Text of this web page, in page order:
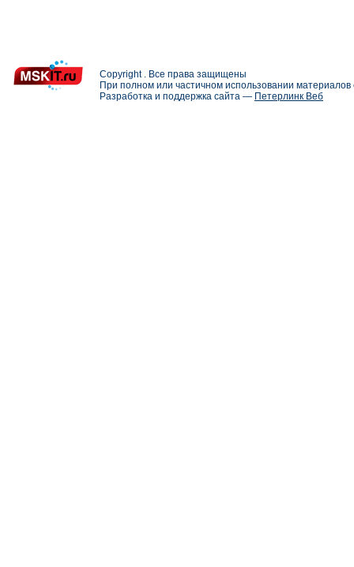
Copyright . Все права защищены
При полном или частичном использовании
Разработка и поддержка сайта — Петерлинк Веб